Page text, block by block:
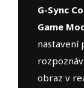
G-Sync
Game
nastavení
obraz v